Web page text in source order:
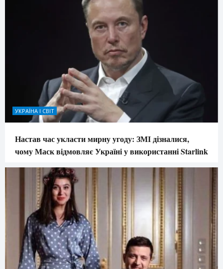
УКРАЇНА І СВІТ
Настав час укласти мирну угоду: ЗМІ дізналися,
чому Маск відмовляє Україні у використанні Starlink